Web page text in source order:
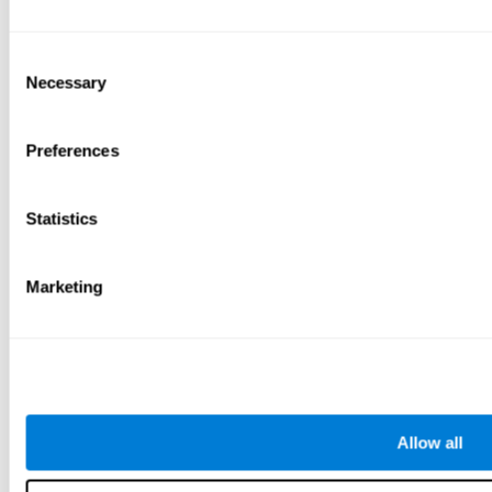
Selection
Necessary
Preferences
Statistics
Marketing
Allow all